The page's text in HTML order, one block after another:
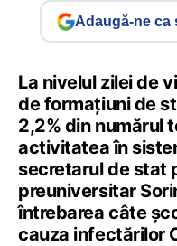
Adaugă-ne ca
La nivelul zilei de
de formațiuni de
2,2% din numărul
activitatea în
secretarul de stat
preuniversitar
întrebarea câte
cauza infectărilor